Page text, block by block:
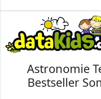
Astronomie
Bestseller